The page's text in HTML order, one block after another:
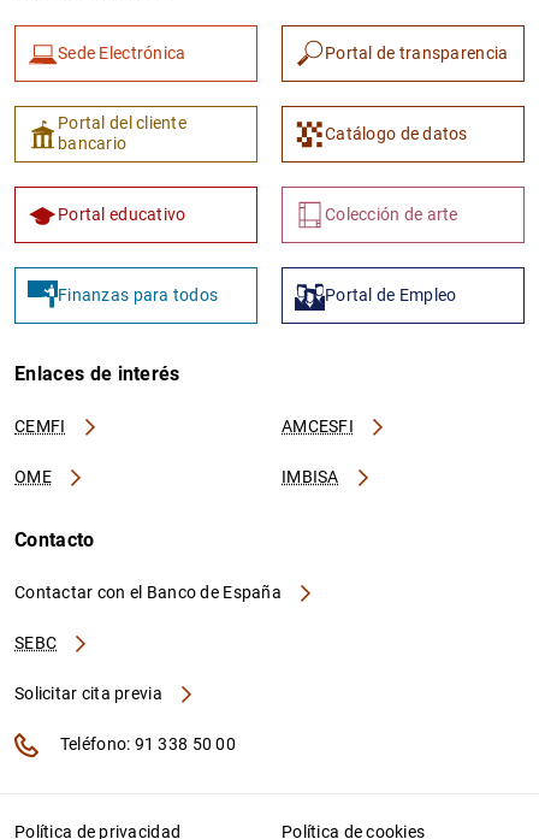
1 2
Sede Electrónica Portal de transparencia
Portal del cliente
bancario
Catálogo de datos
Portal educativo Colección de arte
Finanzas para todos Portal de Empleo
Enlaces de interés
CEMFI AMCESFI
OME IMBISA
Contacto
Contactar con el Banco de España
SEBC
Solicitar cita previa
Teléfono: 91 338 50 00
Política de privacidad Política de cookies